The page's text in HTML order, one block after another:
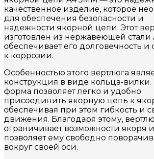
качественное изделие, которое
для обеспечения безопасности и
надежности якорной цепи. Этот
изготовлен из нержавеющей стали
обеспечивает его долговечность и
к коррозии.
Особенностью этого вертлюга
конструкция в виде кольца-вилки.
форма позволяет легко и удобно
присоединить якорную цепь к
обеспечивая при этом гибкость и
движения. Благодаря этому,
ограничивает возможности якоря и
позволяет ему свободно
вокруг своей оси.